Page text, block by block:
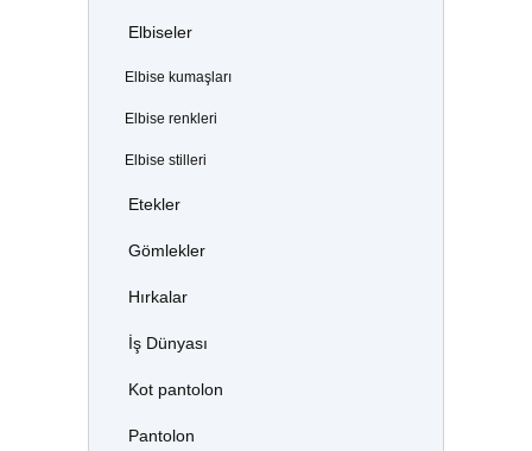
Elbiseler
Elbise kumaşları
Elbise renkleri
Elbise stilleri
Etekler
Gömlekler
Hırkalar
İş Dünyası
Kot pantolon
Pantolon